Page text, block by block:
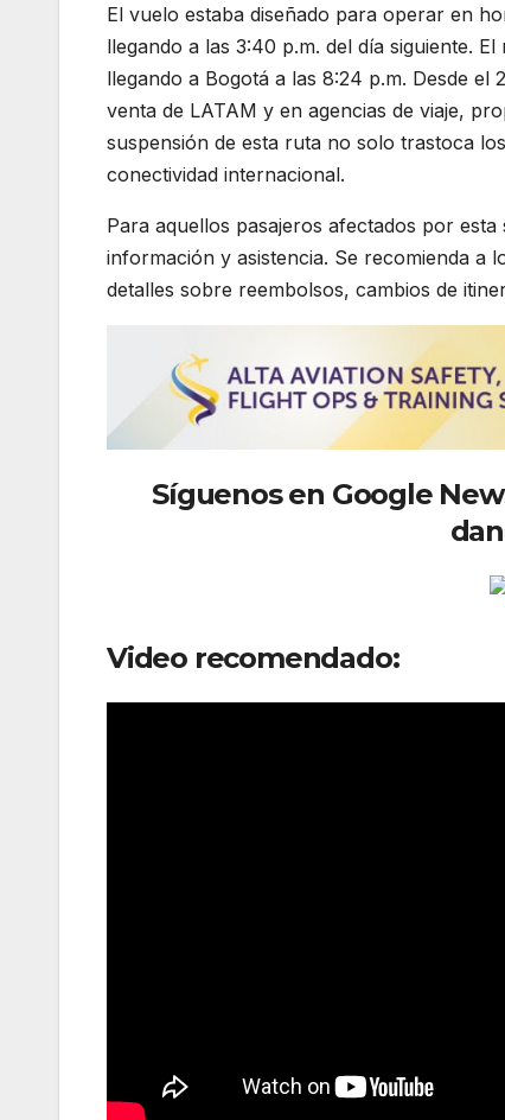
El vuelo estaba diseñado para operar en
llegando a las 3:40 p.m. del día siguiente.
llegando a Bogotá a las 8:24 p.m. Desde el
venta de LATAM y en agencias de viaje,
suspensión de esta ruta no solo trastoca
conectividad internacional.
Para aquellos pasajeros afectados por
información y asistencia. Se recomienda a
detalles sobre reembolsos, cambios de
Síguenosen Google
Video recomendado: